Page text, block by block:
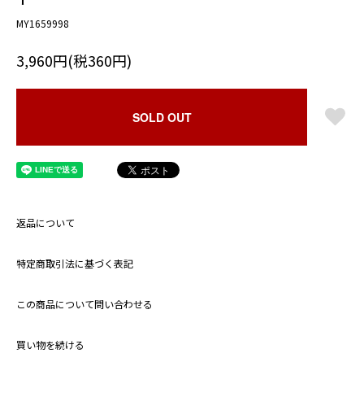
MY1659998
3,960円(税360円)
SOLD OUT
返品について
特定商取引法に基づく表記
この商品について問い合わせる
買い物を続ける